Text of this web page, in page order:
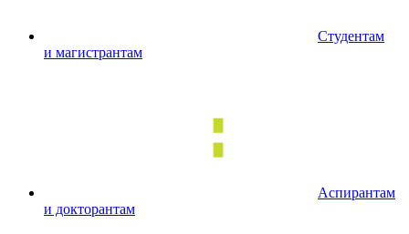
Студентам
и магистрантам
Аспирантам
и докторантам